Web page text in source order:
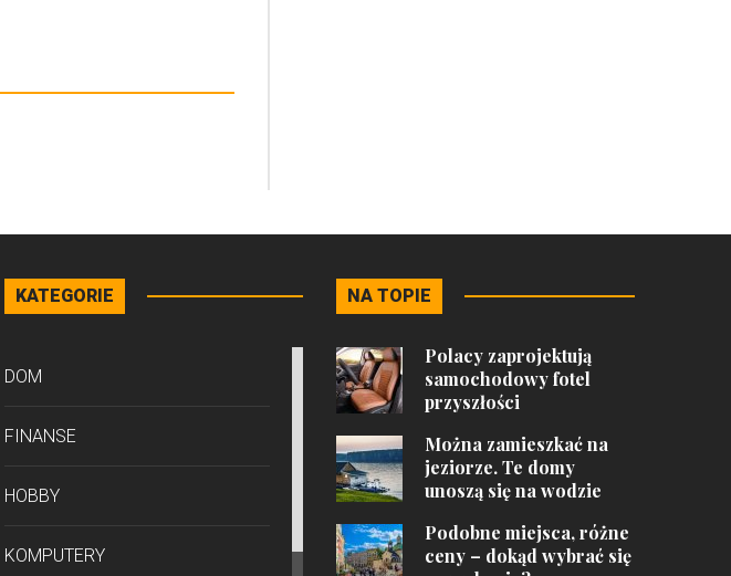
KATEGORIE
DOM
FINANSE
HOBBY
KOMPUTERY
NA TOPIE
Polacy zaprojektują
samochodowy fotel
przyszłości
Można zamieszkać na
jeziorze. Te domy
unoszą się na wodzie
Podobne miejsca, różne
ceny – dokąd wybrać się